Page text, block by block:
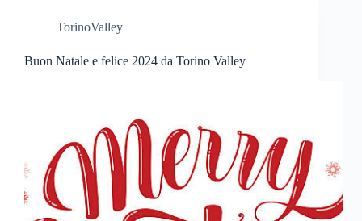
TorinoValley
Buon Natale e felice 2024 da Torino Valley